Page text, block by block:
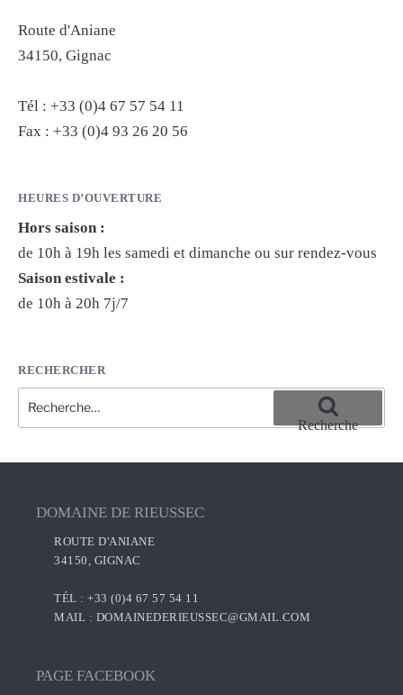
Route d'Aniane
34150, Gignac
Tél : +33 (0)4 67 57 54 11
Fax : +33 (0)4 93 26 20 56
HEURES D’OUVERTURE
Hors saison :
de 10h à 19h les samedi et dimanche ou sur rendez-vous
Saison estivale :
de 10h à 20h 7j/7
RECHERCHER
Recherche
pour
Recherche
DOMAINE DE RIEUSSEC
ROUTE D'ANIANE
34150, GIGNAC
TÉL : +33 (0)4 67 57 54 11
MAIL : DOMAINEDERIEUSSEC@GMAIL.COM
PAGE FACEBOOK